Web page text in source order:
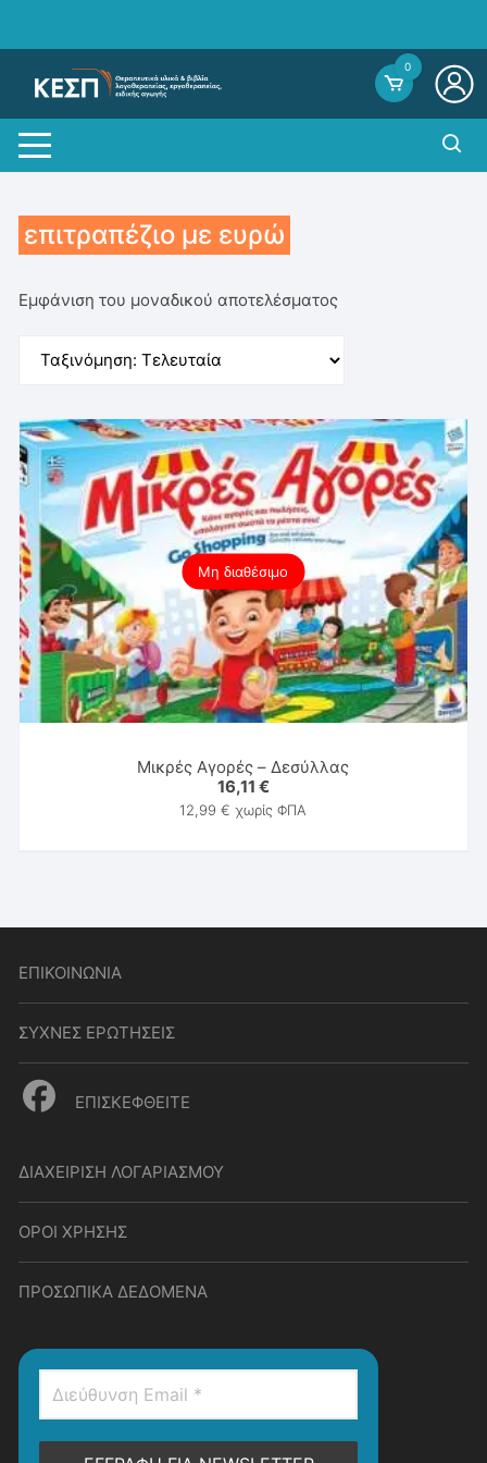
0
επιτραπέζιο με ευρώ
Εμφάνιση του μοναδικού αποτελέσματος
Μη διαθέσιμο
Μικρές Αγορές – Δεσύλλας
16,11 €
12,99€ χωρίς ΦΠΑ
ΕΠΙΚΟΙΝΩΝΙΑ
ΣΥΧΝΕΣ ΕΡΩΤΗΣΕΙΣ
ΕΠΙΣΚΕΦΘΕΙΤΕ
ΔΙΑΧΕΙΡΙΣΗ ΛΟΓΑΡΙΑΣΜΟΥ
ΟΡΟΙ ΧΡΗΣΗΣ
ΠΡΟΣΩΠΙΚΑ ΔΕΔΟΜΕΝΑ